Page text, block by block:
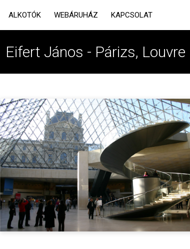
ALKOTÓK WEBÁRUHÁZ KAPCSOLAT
Eifert János - Párizs,